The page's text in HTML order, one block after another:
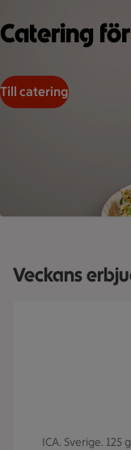
Catering
Till catering
Veckans
ICA. Sverige. 125